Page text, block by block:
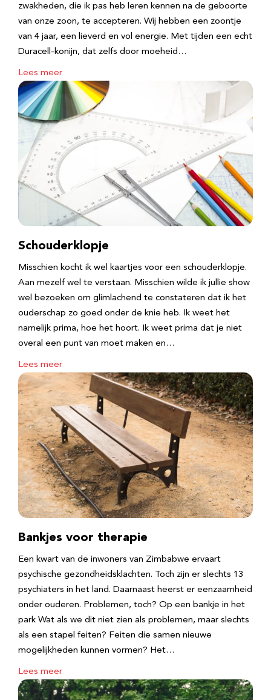
zwakheden, die ik pas heb leren kennen na de geboorte
van onze zoon, te accepteren. Wij hebben een zoontje
van 4 jaar, een lieverd en vol energie. Met tijden een echt
Duracell-konijn, dat zelfs door moeheid…
Lees meer
Schouderklopje
Misschien kocht ik wel kaartjes voor een schouderklopje.
Aan mezelf wel te verstaan. Misschien wilde ik jullie show
wel bezoeken om glimlachend te constateren dat ik het
ouderschap zo goed onder de knie heb. Ik weet het
namelijk prima, hoe het hoort. Ik weet prima dat je niet
overal een punt van moet maken en…
Lees meer
Bankjes voor therapie
Een kwart van de inwoners van Zimbabwe ervaart
psychische gezondheidsklachten. Toch zijn er slechts 13
psychiaters in het land. Daarnaast heerst er eenzaamheid
onder ouderen. Problemen, toch? Op een bankje in het
park Wat als we dit niet zien als problemen, maar slechts
als een stapel feiten? Feiten die samen nieuwe
mogelijkheden kunnen vormen? Het…
Lees meer